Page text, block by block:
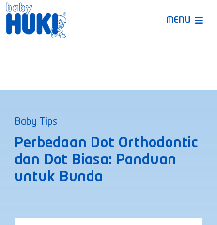
Skip
content
MENU
Baby Tips
Perbedaan Dot Orthodontic
dan Dot Biasa: Panduan
untuk Bunda